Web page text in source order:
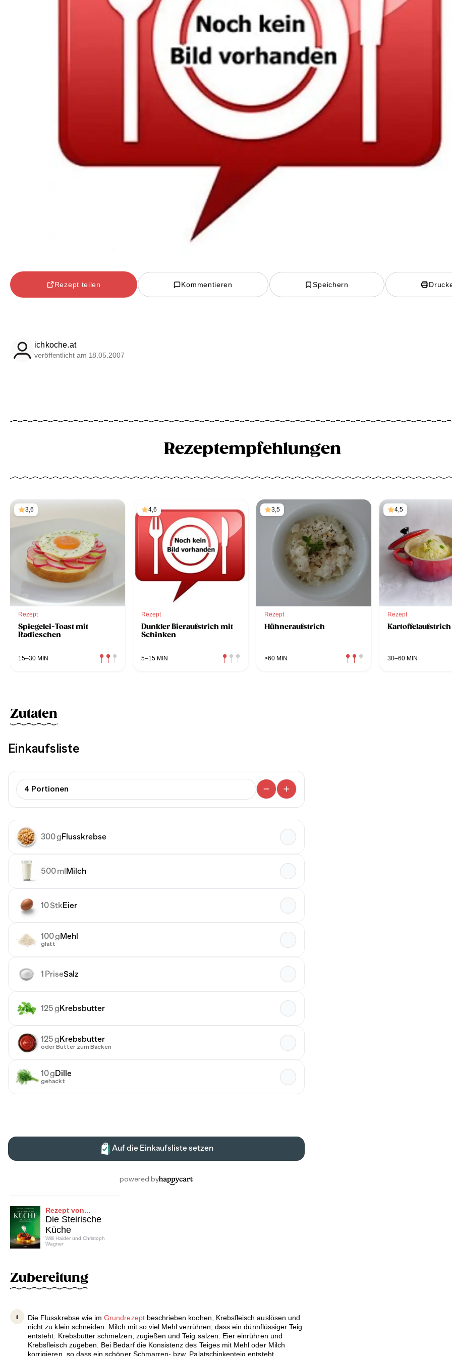
Rezept teilen Kommentieren Speichern
ichkoche.at
veröffentlicht am 18.05.2007
Rezeptempfehlungen
3,6
Rezept
Spiegelei-Toast mit
Radieschen
15–30 MIN
4,6
Rezept
Dunkler Bieraufstrich mit
Schinken
5–15 MIN
3,5
Rezept
Hühneraufstrich
>60 MIN
4,5
Rezept
Kartoffelaufstrich
30–60 MIN
Zutaten
Rezept von...
Die Steirische
Küche
Willi Haider und Christoph
Wagner
Zubereitung
Die Flusskrebse wie imGrundrezeptbeschrieben kochen, Krebsfleisch auslösen und
nicht zu klein schneiden. Milch mit so viel Mehl verrühren, dass ein dünnflüssiger Teig
entsteht. Krebsbutter schmelzen, zugießen und Teig salzen. Eier einrühren und
Krebsfleisch zugeben. Bei Bedarf die Konsistenz des Teiges mit Mehl oder Milch
korrigieren, so dass ein schöner Schmarren- bzw. Palatschinkenteig entsteht.